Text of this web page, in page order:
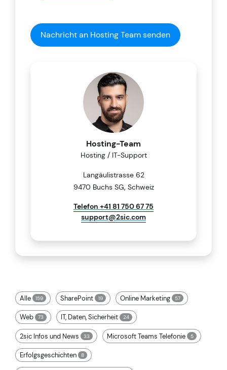
Nachricht an Hosting Team senden
Hosting-Team
Hosting / IT-Support
Langäulistrasse 62
9470 Buchs SG, Schweiz
Telefon +41 81 750 67 75
support@2sic.com
Alle 159 SharePoint 19 Online Marketing 57
Web 73 IT, Daten, Sicherheit 24
2sic Infos und News 33 Microsoft Teams Telefonie 5
Erfolgsgeschichten 8